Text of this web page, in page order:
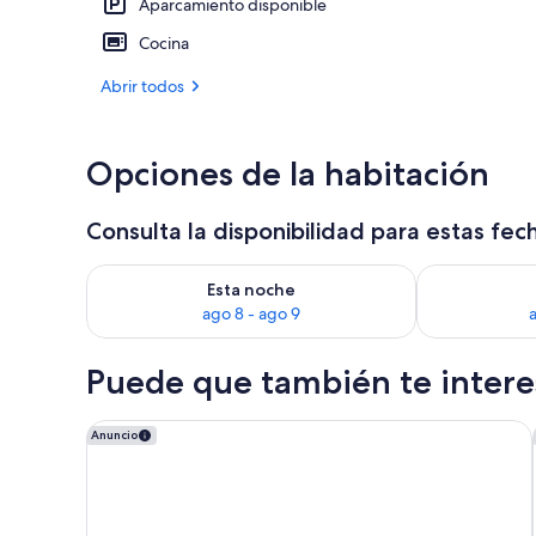
Aparcamiento disponible
Cocina
Abrir todos
Opciones de la habitación
Consulta la disponibilidad para estas
Esta noche
ago 8 - ago 9
Consulta la disponibilidad para esta noche, ago 8 -
Consulta la
Puede que también te
Anuncio
Hampton Inn Sioux Falls